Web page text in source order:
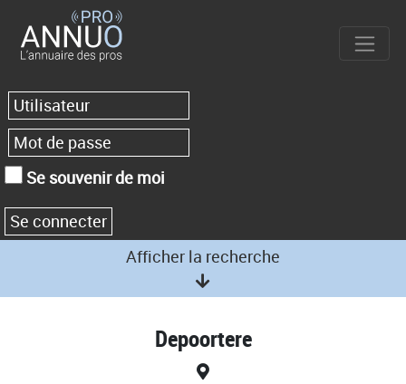
Se souvenir de moi
Afficher la recherche
Depoortere